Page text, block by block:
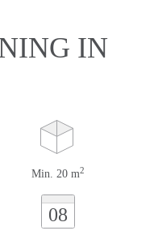
IN
Min. 20 m2
08